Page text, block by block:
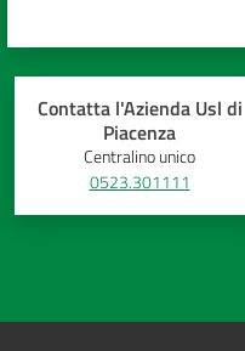
Contatta l'Azienda Usl di
Piacenza
Centralino unico
0523.301111